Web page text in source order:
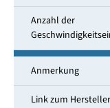
Anzahl der
Anmerkung
Link zum Hersteller